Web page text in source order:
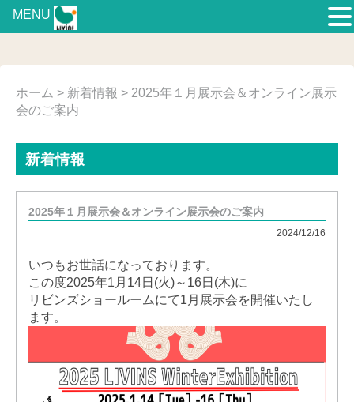
ホーム > 新着情報 > 2025年１月展示会＆オンライン展示
会のご案内
新着情報
2025年１月展示会＆オンライン展示会のご案内
2024/12/16
いつもお世話になっております。
この度2025年1月14日(火)～16日(木)に
リビンズショールームにて1月展示会を開催いたし
ます。
MENU